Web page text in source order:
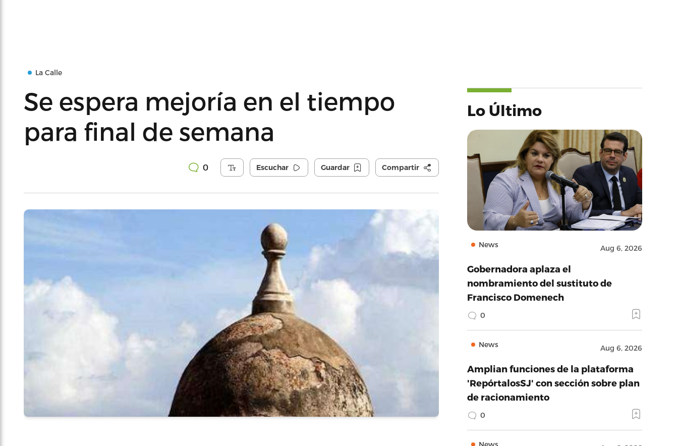
La Calle
Se espera mejoría en el tiempo
para final de semana
0 Escuchar Guardar Compartir
Lo Último
News Aug 6, 2026
Gobernadora aplaza el
nombramiento del sustituto de
Francisco Domenech
0
News Aug 6, 2026
Amplian funciones de la plataforma
'RepórtalosSJ' con sección sobre plan
de racionamiento
0
News